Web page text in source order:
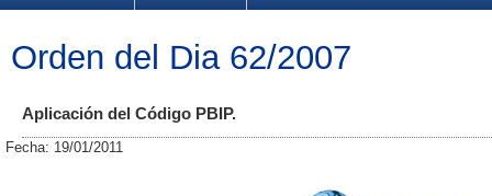
Orden del Dia 62/2007
Aplicación del Código PBIP.
Fecha: 19/01/2011